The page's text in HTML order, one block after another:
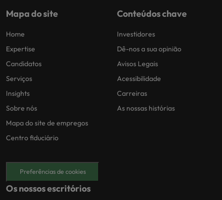
Mapa do site
Home
Expertise
Candidatos
Serviços
Insights
Sobre nós
Mapa do site de empregos
Centro fiduciário
Conteúdos chave
Investidores
Dê-nos a sua opinião
Avisos Legais
Acessibilidade
Carreiras
As nossas histórias
Preferências de cookies
Os nossos escritórios